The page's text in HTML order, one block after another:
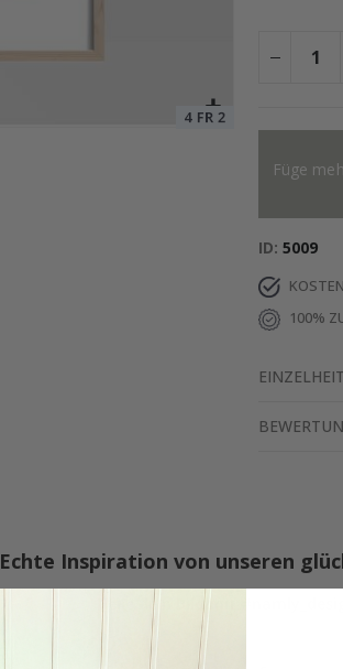
Füge
ID 5009
100%
Echte Inspiration von unseren
Teile dein Bild mit